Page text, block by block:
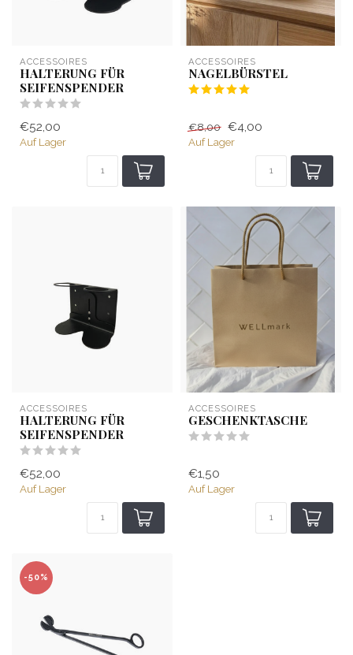
ACCESSOIRES
HALTERUNG FÜR
SEIFENSPENDER
€52,00
Auf Lager
ACCESSOIRES
NAGELBÜRSTEL
€8,00 €4,00
Auf Lager
ACCESSOIRES
HALTERUNG FÜR
SEIFENSPENDER
€52,00
Auf Lager
ACCESSOIRES
GESCHENKTASCHE
€1,50
Auf Lager
-50%